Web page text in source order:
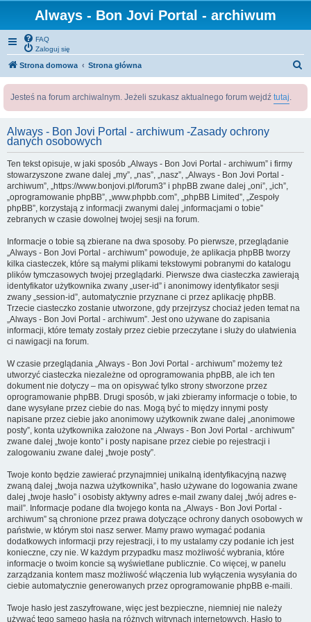
Always - Bon Jovi Portal - archiwum
FAQ
Zaloguj się
Strona domowa Strona główna
Jesteś na forum archiwalnym. Jeżeli szukasz aktualnego forum wejdź tutaj.
Always - Bon Jovi Portal - archiwum -Zasady ochrony
danych osobowych
Ten tekst opisuje, w jaki sposób „Always - Bon Jovi Portal - archiwum” i firmy
stowarzyszone zwane dalej „my”, „nas”, „nasz”, „Always - Bon Jovi Portal -
archiwum”, „https://www.bonjovi.pl/forum3” i phpBB zwane dalej „oni”, „ich”,
„oprogramowanie phpBB”, „www.phpbb.com”, „phpBB Limited”, „Zespoły
phpBB”, korzystają z informacji zwanymi dalej „informacjami o tobie”
zebranych w czasie dowolnej twojej sesji na forum.
Informacje o tobie są zbierane na dwa sposoby. Po pierwsze, przeglądanie
„Always - Bon Jovi Portal - archiwum” powoduje, że aplikacja phpBB tworzy
kilka ciasteczek, które są małymi plikami tekstowymi pobranymi do katalogu
plików tymczasowych twojej przeglądarki. Pierwsze dwa ciasteczka zawierają
identyfikator użytkownika zwany „user-id” i anonimowy identyfikator sesji
zwany „session-id”, automatycznie przyznane ci przez aplikację phpBB.
Trzecie ciasteczko zostanie utworzone, gdy przejrzysz chociaż jeden temat na
„Always - Bon Jovi Portal - archiwum”. Jest ono używane do zapisania
informacji, które tematy zostały przez ciebie przeczytane i służy do ułatwienia
ci nawigacji na forum.
W czasie przeglądania „Always - Bon Jovi Portal - archiwum” możemy też
utworzyć ciasteczka niezależne od oprogramowania phpBB, ale ich ten
dokument nie dotyczy – ma on opisywać tylko strony stworzone przez
oprogramowanie phpBB. Drugi sposób, w jaki zbieramy informacje o tobie, to
dane wysyłane przez ciebie do nas. Mogą być to między innymi posty
napisane przez ciebie jako anonimowy użytkownik zwane dalej „anonimowe
posty”, konta użytkownika założone na „Always - Bon Jovi Portal - archiwum”
zwane dalej „twoje konto” i posty napisane przez ciebie po rejestracji i
zalogowaniu zwane dalej „twoje posty”.
Twoje konto będzie zawierać przynajmniej unikalną identyfikacyjną nazwę
zwaną dalej „twoja nazwa użytkownika”, hasło używane do logowania zwane
dalej „twoje hasło” i osobisty aktywny adres e-mail zwany dalej „twój adres e-
mail”. Informacje podane dla twojego konta na „Always - Bon Jovi Portal -
archiwum” są chronione przez prawa dotyczące ochrony danych osobowych w
państwie, w którym stoi nasz serwer. Mamy prawo wymagać podania
dodatkowych informacji przy rejestracji, i to my ustalamy czy podanie ich jest
konieczne, czy nie. W każdym przypadku masz możliwość wybrania, które
informacje o twoim koncie są wyświetlane publicznie. Co więcej, w panelu
zarządzania kontem masz możliwość włączenia lub wyłączenia wysyłania do
ciebie automatycznie generowanych przez oprogramowanie phpBB e-maili.
Twoje hasło jest zaszyfrowane, więc jest bezpieczne, niemniej nie należy
używać tego samego hasła na różnych witrynach internetowych. Hasło to